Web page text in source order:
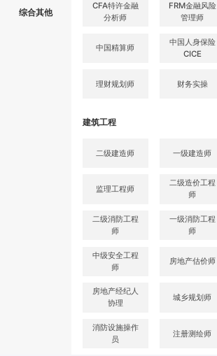
综合其他
CFA特许金融
分析师
FRM金融风险
管理师
中国精算师
中国人身保险
CICE
理财规划师 财务实操
建筑工程
二级建造师 一级建造师
监理工程师
二级造价工程
师
二级消防工程
师
一级消防工程
师
中级安全工程
师
房地产估价师
房地产经纪人
协理
城乡规划师
消防设施操作
员
注册测绘师